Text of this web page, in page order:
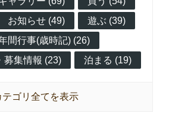
お知らせ (49)
遊ぶ (39)
間行事(歳時記) (26)
募集情報 (23)
泊まる (19)
テゴリ全てを表示